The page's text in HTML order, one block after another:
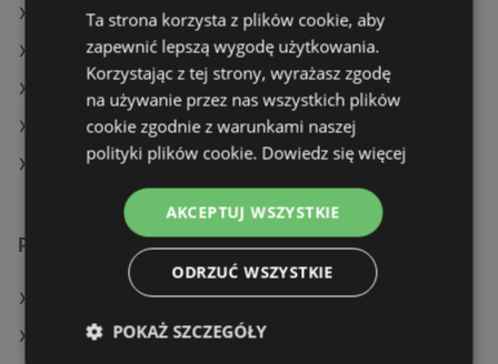
Aktualne gazetki Dino
Aktualne gazetki Kaufland
Aktualne gazetki Carrefour
Aktualne gazetki Żabka
Sklepy Intermarche w Police
Podobne sklepy detaliczne
Oferty POLOmarket
Oferty Selgros
Ta strona korzysta z plików cookie, aby
zapewnić lepszą wygodę użytkowania.
Korzystając z tej strony, wyrażasz zgodę
na używanie przez nas wszystkich plików
cookie zgodnie z warunkami naszej
polityki plików cookie. Dowiedz się więcej
AKCEPTUJ WSZYSTKIE
ODRZUĆ WSZYSTKIE
POKAŻ SZCZEGÓŁY